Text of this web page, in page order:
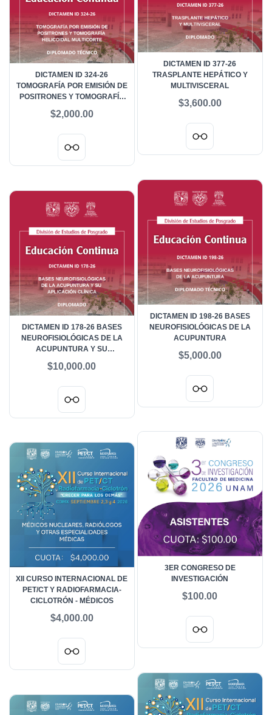
DICTAMEN ID 377-26
TRASPLANTE HEPÁTICO Y
MULTIVISCERAL
$3,600.00
DICTAMEN ID 324-26
TOMOGRAFÍA POR EMISIÓN DE
POSITRONES Y TOMOGRAFÍA
$2,000.00
DICTAMEN ID 198-26 BASES
NEUROFISIOLÓGICAS DE LA
ACUPUNTURA
$5,000.00
DICTAMEN ID 178-26 BASES
NEUROFISIOLÓGICAS DE LA
ACUPUNTURA Y SU
$10,000.00
3ER CONGRESO DE
INVESTIGACIÓN
$100.00
XII CURSO INTERNACIONAL DE
PET/CT Y RADIOFARMACIA-
CICLOTRÓN - MÉDICOS
$4,000.00